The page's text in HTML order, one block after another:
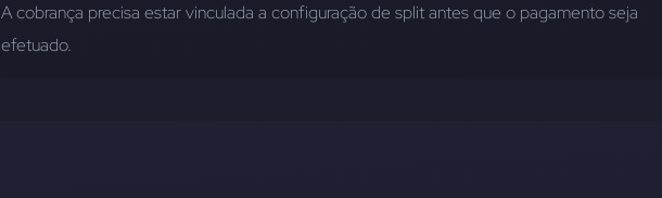
A cobrança precisa estar vinculada a configuração de split antes que o pagamento seja
efetuado.